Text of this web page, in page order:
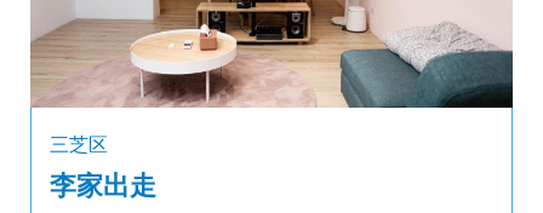
三芝区
李家出走